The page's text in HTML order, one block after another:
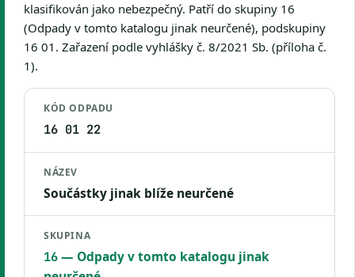
klasifikován jako nebezpečný. Patří do skupiny 16
(Odpady v tomto katalogu jinak neurčené), podskupiny
16 01. Zařazení podle vyhlášky č. 8/2021 Sb. (příloha č.
1).
KÓD ODPADU
16 01 22
NÁZEV
Součástky jinak blíže neurčené
SKUPINA
16— Odpady v tomto katalogu jinak